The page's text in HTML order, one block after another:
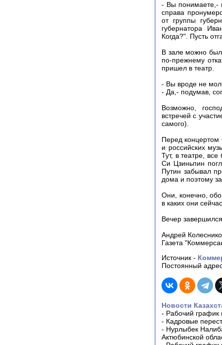
- Вы понимаете,-
справа
от группы
губернатора
Когда?". Пусть
В зале можно
по-прежнему
пришел в театр.
- Вы вроде не
- Да,- подумав,
Возможно,
встречей с
самого).
Перед концертом
и российских
Тут, в театре,
Си Цзиньпин
Путин забывал
дома и поэтому
Они, конечно,
в каких они
Вечер
Андрей
Газета
Источник -
Постоянный
Новости
- Рабочий график
- Кадровые
- Нурлыбек
Актюбинской